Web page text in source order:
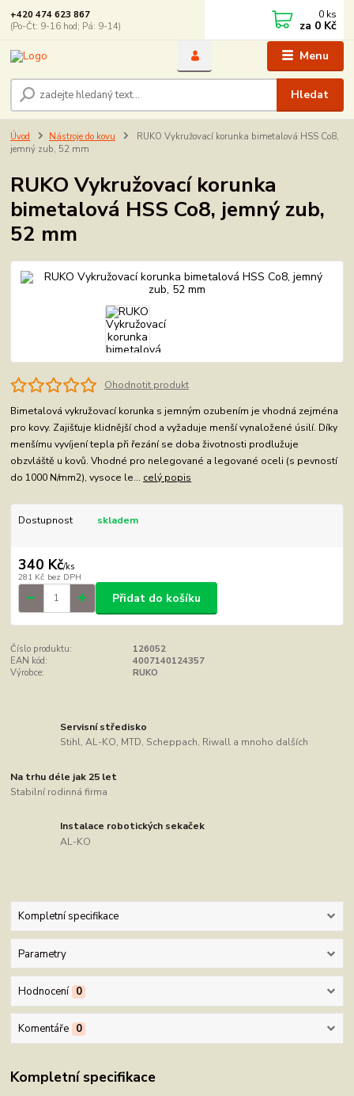
Menu
Hledat
+420 474 623 867
(Po-Čt: 9-16 hod; Pá: 9-14)
0 ks
za 0 Kč
Úvod Nástroje do kovu
RUKO Vykružovací korunka bimetalová HSS Co8,
jemný zub, 52 mm
RUKO Vykružovací korunka
bimetalová HSS Co8, jemný zub,
52 mm
Ohodnotit produkt
Bimetalová vykružovací korunka s jemným ozubením je vhodná zejména
pro kovy. Zajišťuje klidnější chod a vyžaduje menší vynaložené úsilí. Díky
menšímu vyvíjení tepla při řezání se doba životnosti prodlužuje
obzvláště u kovů. Vhodné pro nelegované a legované oceli (s pevností
do 1000 N/mm2), vysoce le... celý popis
Dostupnost skladem
340 Kč/ks
281 Kč bez DPH
Přidat do košíku
Číslo produktu:
126052
EAN kód:
4007140124357
Výrobce:
RUKO
Servisní středisko
Stihl, AL-KO, MTD, Scheppach, Riwall a mnoho dalších
Na trhu déle jak 25 let
Stabilní rodinná firma
Instalace robotických sekaček
AL-KO
Kompletní specifikace
Parametry
Hodnocení 0
Komentáře 0
Kompletní specifikace